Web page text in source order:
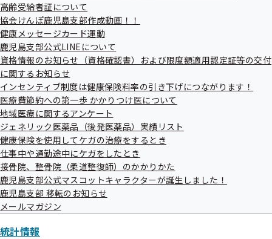
ー
高齢受給者証について
協会けんぽ鹿児島支部作成動画！！
健康メッセージカード運動
鹿児島支部公式LINEについて
資格情報のお知らせ（資格確認書）および限度額適用認定証等の交付
に関するお知らせ
インセンティブ制度は健康保険料率の引き下げにつながります！
医療費節約への第一歩 かかりつけ医について
地域医療に関するアンケート
ジェネリック医薬品（後発医薬品）実績リスト
健康保険を使用してケガの治療をするとき
仕事中や通勤途中にケガをしたとき
接骨院、整骨院（柔道整復師）のかかりかた
鹿児島支部公式マスコットキャラクターが誕生しました！
鹿児島支部 移転のお知らせ
メールマガジン
統計情報
健診（被扶養者）に関するご案内
特定保健指導に関するご案内
健診機関様に関する資料等について
外部委託業者に関するご案内
健診実施機関一覧等